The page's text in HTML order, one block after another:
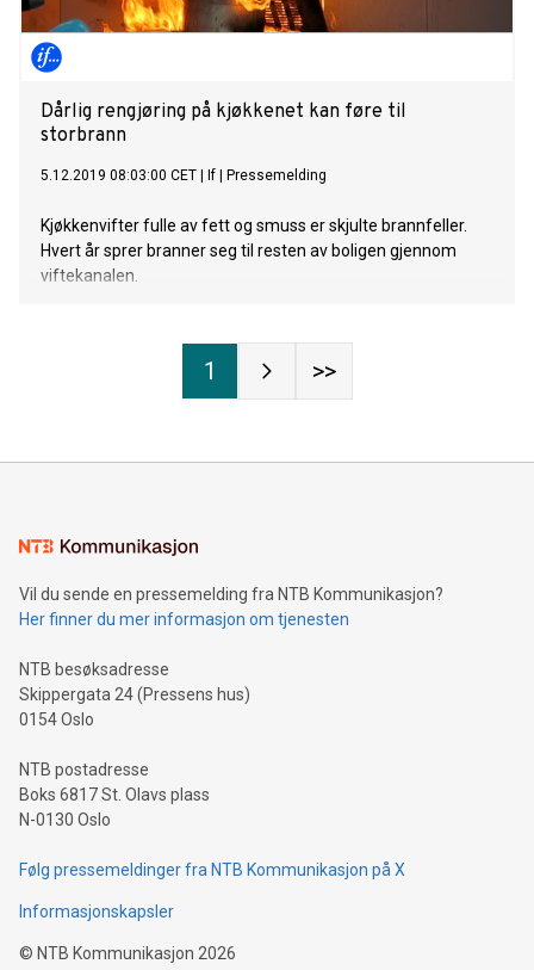
Dårlig rengjøring på kjøkkenet kan føre til
storbrann
5.12.2019 08:03:00 CET If Pressemelding
Kjøkkenvifter fulle av fett og smuss er skjulte brannfeller.
Hvert år sprer branner seg til resten av boligen gjennom
viftekanalen.
1 >>
Vil du sende en pressemelding fra NTB Kommunikasjon?
Her finner du mer informasjon om tjenesten
NTB besøksadresse
Skippergata 24 (Pressens hus)
0154 Oslo
NTB postadresse
Boks 6817 St. Olavs plass
N-0130 Oslo
Følg pressemeldinger fra NTB Kommunikasjon på X
Informasjonskapsler
© NTB Kommunikasjon 2026